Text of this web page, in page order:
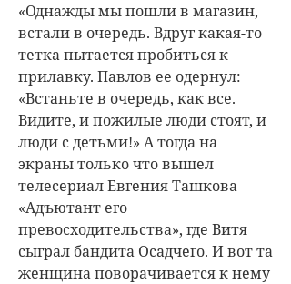
«Однажды мы пошли в магазин,
встали в очередь. Вдруг какая-то
тетка пытается пробиться к
прилавку. Павлов ее одернул:
«Встаньте в очередь, как все.
Видите, и пожилые люди стоят, и
люди с детьми!» А тогда на
экраны только что вышел
телесериал Евгения Ташкова
«Адъютант его
превосходительства», где Витя
сыграл бандита Осадчего. И вот та
женщина поворачивается к нему